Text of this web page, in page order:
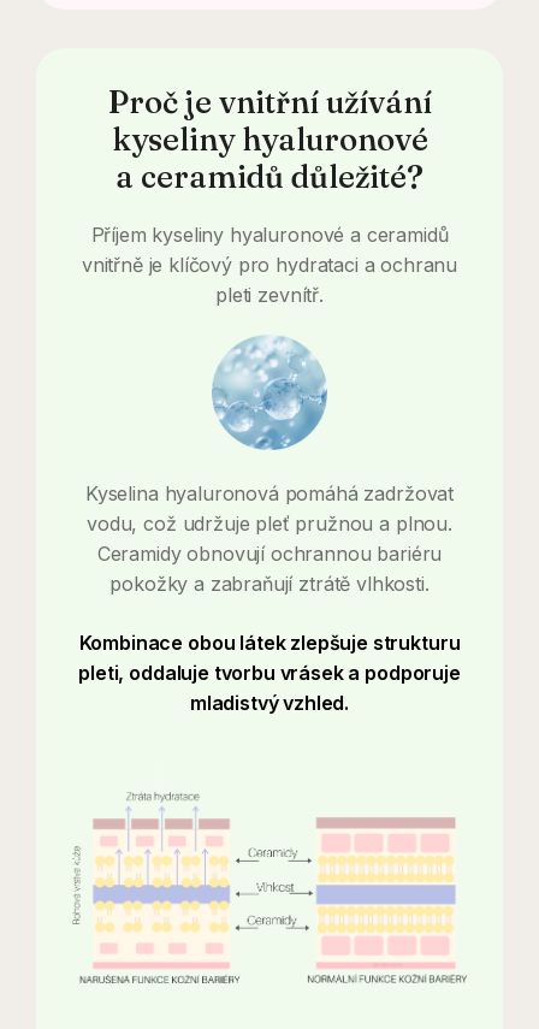
Proč je vnitřní užívání
kyseliny hyaluronové
a ceramidů důležité?
Příjem kyseliny hyaluronové a ceramidů
vnitřně je klíčový pro hydrataci a ochranu
pleti zevnítř.
Kyselina hyaluronová pomáhá zadržovat
vodu, což udržuje pleť pružnou a plnou.
Ceramidy obnovují ochrannou bariéru
pokožky a zabraňují ztrátě vlhkosti.
Kombinace obou látek zlepšuje strukturu
pleti, oddaluje tvorbu vrásek a podporuje
mladistvý vzhled.